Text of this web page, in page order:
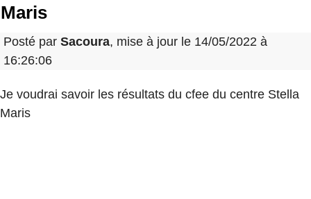
Maris
Posté par Sacoura, mise à jour le 14/05/2022 à
16:26:06
Je voudrai savoir les résultats du cfee du centre Stella
Maris